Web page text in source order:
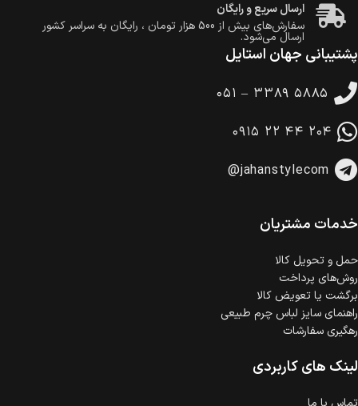
ارسال سریع و رایگان
سفارش‌های بیش از 500 هزار تومان ، رایگان به سراسر کشور
ارسال می‌شود.
ضمانت بازگشت کالا
در هنگام خرید محصول، امکان انتخاب پرداخت در محل
وجود دارد.
خرید اقساطی با شرایط آسان و بدون ضامن امکان‌پذیر
است.
گارانتی معتبر برای تمامی محصولات ارائه می‌شود.
پشتیبانی جهان استایل
۰۵۱ – ۳۳۸۹ ۵۸۸۵
۰۹۱۵ ۲۲ ۴۴ ۲۰۴
@jahanstylecom
خدمات مشتریان
حمل‌ و تحویل کالا
روش‌های پرداخت
برگشت یا تعویض کالا
راهنمای سایز لباس چرم طبیعی
رهگیری سفارشات
لینک های کاربردی